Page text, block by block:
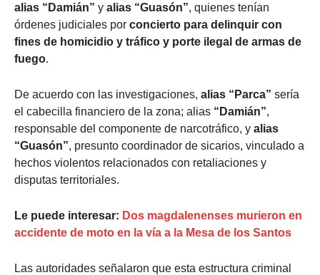
alias “Damián” y alias “Guasón”, quienes tenían
órdenes judiciales por concierto para delinquir con
fines de homicidio y tráfico y porte ilegal de armas de
fuego.
De acuerdo con las investigaciones, alias “Parca” sería
el cabecilla financiero de la zona; alias “Damián”,
responsable del componente de narcotráfico, y alias
“Guasón”, presunto coordinador de sicarios, vinculado a
hechos violentos relacionados con retaliaciones y
disputas territoriales.
Le puede interesar: Dos magdalenenses murieron en
accidente de moto en la vía a la Mesa de los Santos
Las autoridades señalaron que esta estructura criminal